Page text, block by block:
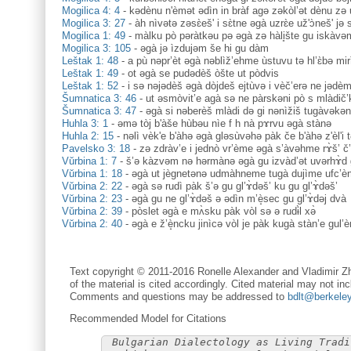
Mogilica 4: 4 - kədènu n'èmət ədìn in bràf agə zəkòl’ət dènu zə
Mogilica 3: 27 - àh nìvətə zəsɛ̀eš' i sɛ̀tne əgà uzrɛ̀e už'ɔ̀neš' jə
Mogilica 1: 49 - màlku pò pəràtkəu pə əgà zə hàli̥šte gu
Mogilica 3: 105 - əgà jə ìzdujəm še hi gu dàm
Leštak 1: 48 - a pù nəpr’èt əgà nəblìž’ehme ùstuvu tə hl’ɛ̀bə
Leštak 1: 49 - ot əgà se pudədèš òšte ut pòdvis
Leštak 1: 52 - i sə nəjədèš əgà dòjdeš ejtùvə i vèč’erə ne jədèm
Šumnatica 3: 46 - ut əsmòvit’e agà sə ne pàrskəni pò s
Šumnatica 3: 47 - əgà si nəberèš mlàdi də gi nənìžiš
Huhla 3: 1 - əmə tòj b'àše hùbəu nìe f h nà pɤrvu əgà stànə
Huhla 2: 15 - nəlì vèk'e b'àhə əgà gləsùvəhə pàk če b'àhə z'èl'i
Pavelsko 3: 18 - zə zdràv’e i jednò vr’ème əgà s’àvəhme rɤ̀š’
Vŭrbina 1: 7 - š’ə kàzvəm nə hərmànə əgà gu izvàd’ət uvərhɤ̀d
Vŭrbina 1: 18 - əgà ut jègnetənə udmàhneme tugà dujìme
Vŭrbina 2: 22 - əgà sə rudì pàk š’ə gu gl’ɤ̀dəš’ ku gu gl’ɤ̀dəš’
Vŭrbina 2: 23 - əgà gu ne gl’ɤ̀dəš ə ədìn m’è̝sec gu gl’ɤ̀dəj dvà
Vŭrbina 2: 39 - pòslet əgà e mʌ̀sku pàk vòl sə ə rudɨ̀l xə̀
Vŭrbina 2: 40 - əgà e ž’è̝ncku jinìcə vòl je pàk kugà stàn’e
Text copyright © 2011-2016 Ronelle Alexander and Vladimir
of the material is cited accordingly. Cited material may not
Comments and questions may be addressed to
Recommended Model for Citations
Bulgarian Dialectology as Living